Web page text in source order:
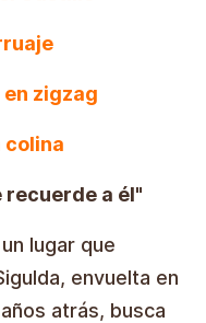
zigzag
colina
recuerde a él"
lugar que
envuelta en
atrás, busca